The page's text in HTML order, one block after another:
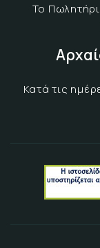
Το
Κατά τις